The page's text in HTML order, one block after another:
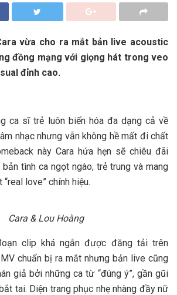
vừa cho ra mắt bản live acoustic
đồng mạng với giọng hát trong veo
đỉnh cao.
ca sĩ trẻ luôn biến hóa đa dạng cả về
nhạc nhưng vẫn không hề mất đi chất
này Cara hứa hẹn sẽ chiêu đãi
tình ca ngọt ngào, trẻ trung và mang
love” chính hiệu.
Cara & Lou Hoàng
clip khá ngắn được đăng tải trên
chuẩn bị ra mắt nhưng bản live cũng
giả bởi những ca từ “đúng ý”, gần gũi
tai. Diện trang phục nhẹ nhàng đầy nữ